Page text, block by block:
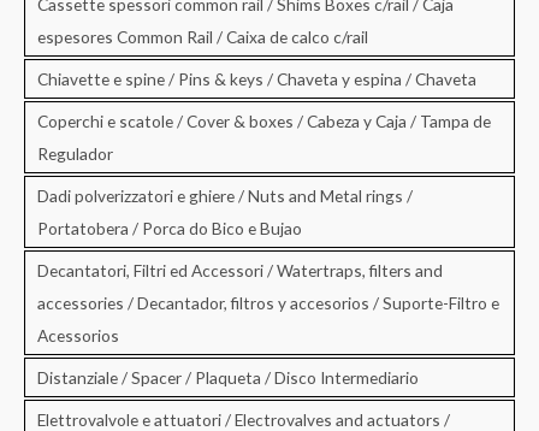
espesores Common Rail / Caixa de calco c/rail
Chiavette e spine / Pins & keys / Chaveta y espina / Chaveta
Coperchi e scatole / Cover & boxes / Cabeza y Caja / Tampa de
Regulador
Dadi polverizzatori e ghiere / Nuts and Metal rings /
Portatobera / Porca do Bico e Bujao
Decantatori, Filtri ed Accessori / Watertraps, filters and
accessories / Decantador, filtros y accesorios / Suporte-Filtro e
Acessorios
Distanziale / Spacer / Plaqueta / Disco Intermediario
Elettrovalvole e attuatori / Electrovalves and actuators /